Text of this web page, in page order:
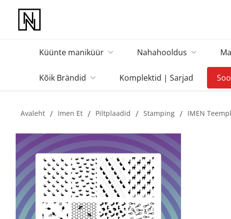
Küünte maniküür Nahahooldus
Kõik Brändid Komplektid | Sarjad
Avaleht / Imen Et / Piltplaadid / Stamping / IMEN